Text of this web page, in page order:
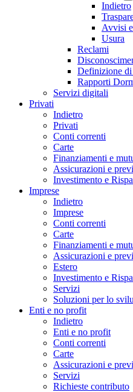
Indietro
Avvisi
Usura
Reclami
Definizione
Rapporti
Servizi digitali
Privati
Indietro
Privati
Conti correnti
Carte
Finanziamenti e
Assicurazioni e
Investimento e
Imprese
Indietro
Imprese
Conti correnti
Carte
Finanziamenti e
Assicurazioni e
Estero
Investimento e
Servizi
Soluzioni per lo
Enti e no profit
Indietro
Enti e no profit
Conti correnti
Carte
Assicurazioni e
Servizi
Richieste contributo